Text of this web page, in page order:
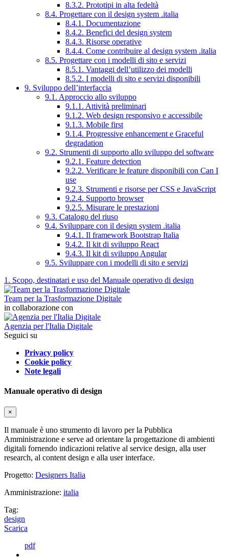
8.3.2. Prototipi in alta fedeltà
8.4. Progettare con il design system .italia
8.4.1. Documentazione
8.4.2. Benefici del design system
8.4.3. Risorse operative
8.4.4. Come contribuire al design system .italia
8.5. Progettare con i modelli di sito e servizi
8.5.1. Vantaggi dell’utilizzo dei modelli
8.5.2. I modelli di sito e servizi disponibili
9. Sviluppo dell’interfaccia
9.1. Approccio allo sviluppo
9.1.1. Attività preliminari
9.1.2. Web design responsivo e accessibile
9.1.3. Mobile first
9.1.4. Progressive enhancement e Graceful
degradation
9.2. Strumenti di supporto allo sviluppo del software
9.2.1. Feature detection
9.2.2. Verificare le feature disponibili con Can I
use
9.2.3. Strumenti e risorse per CSS e JavaScript
9.2.4. Supporto browser
9.2.5. Misurare le prestazioni
9.3. Catalogo del riuso
9.4. Sviluppare con il design system .italia
9.4.1. Il framework Bootstrap Italia
9.4.2. Il kit di sviluppo React
9.4.3. Il kit di sviluppo Angular
9.5. Sviluppare con i modelli di sito e servizi
1. Scopo, destinatari e uso del Manuale operativo di design
Team per la Trasformazione Digitale
in collaborazione con
Agenzia per l'Italia Digitale
Seguici su
Privacy policy
Cookie policy
Note legali
Manuale operativo di design
×
Il manuale è uno strumento di lavoro per la Pubblica
Amministrazione e serve ad orientare la progettazione di ambienti
digitali fornendo indicazioni relative al service design, alla user
research, al content design e alla user interface.
Progetto: Designers Italia
Amministrazione: italia
Tag:
design
Scarica
pdf